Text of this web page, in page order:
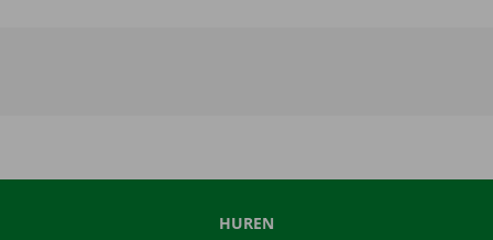
HUREN